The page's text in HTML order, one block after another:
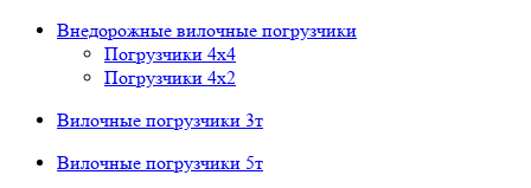
Внедорожные вилочные погрузчики
Погрузчики 4х4
Погрузчики 4х2
Вилочные погрузчики 3т
Вилочные погрузчики 5т